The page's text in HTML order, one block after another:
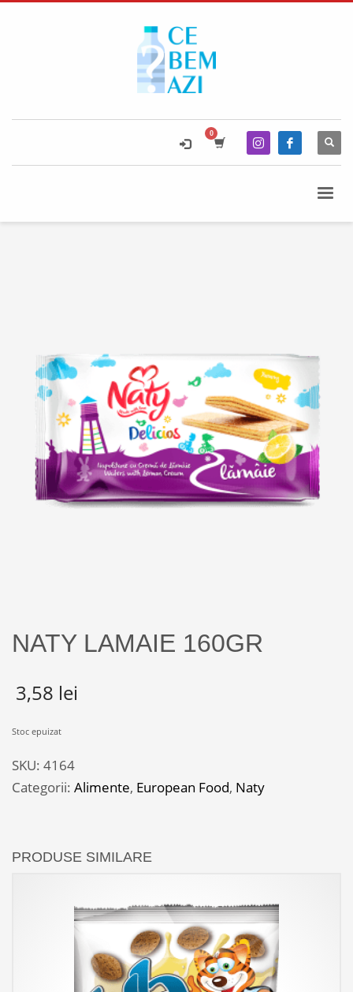
NATY LAMAIE 160GR
3,58 lei
Stoc epuizat
SKU: 4164
Categorii: Alimente, European Food, Naty
PRODUSE SIMILARE